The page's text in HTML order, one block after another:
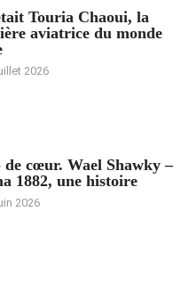
Touria Chaoui, la
aviatrice du monde
2026
de cœur. Wael Shawky –
1882, une histoire
2026